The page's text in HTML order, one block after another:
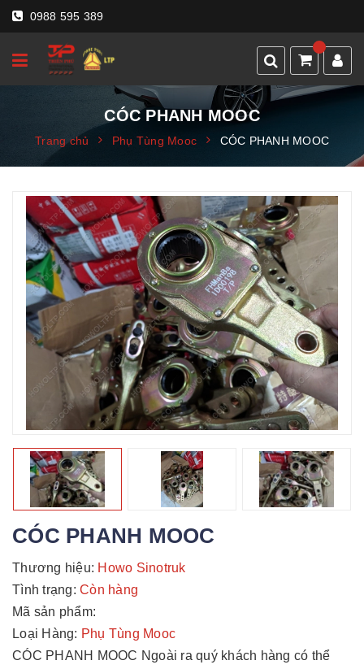
0988 595 389
CÓC PHANH MOOC
Trang chủ Phụ Tùng Mooc CÓC PHANH MOOC
CÓC PHANH MOOC
Thương hiệu: Howo Sinotruk
Tình trạng: Còn hàng
Mã sản phẩm:
Loại Hàng: Phụ Tùng Mooc
CÓC PHANH MOOC Ngoài ra quý khách hàng có thể